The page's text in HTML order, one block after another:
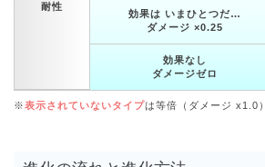
耐性
効果は いまひとつだ…
ダメージ ×0.25
効果なし
ダメージゼロ
※表示されていないタイプは等倍（ダメージ x1.0）